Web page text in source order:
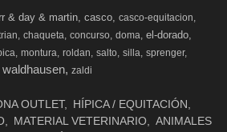
& day & martin casco
casco-equitacion
chaqueta concurso doma el-dorado
montura roldan salto silla sprenger
waldhausen zaldi
OUTLET
HÍPICA / EQUITACIÓN
MATERIAL VETERINARIO
ANIMALES